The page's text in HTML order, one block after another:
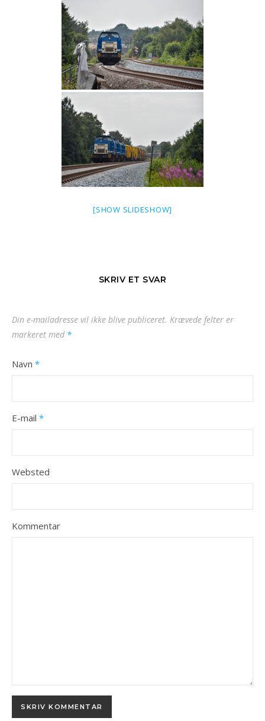
[SHOW SLIDESHOW]
SKRIV ET SVAR
Din e-mailadresse vil ikke blive publiceret. Krævede felter er
markeret med *
Navn *
E-mail *
Websted
Kommentar